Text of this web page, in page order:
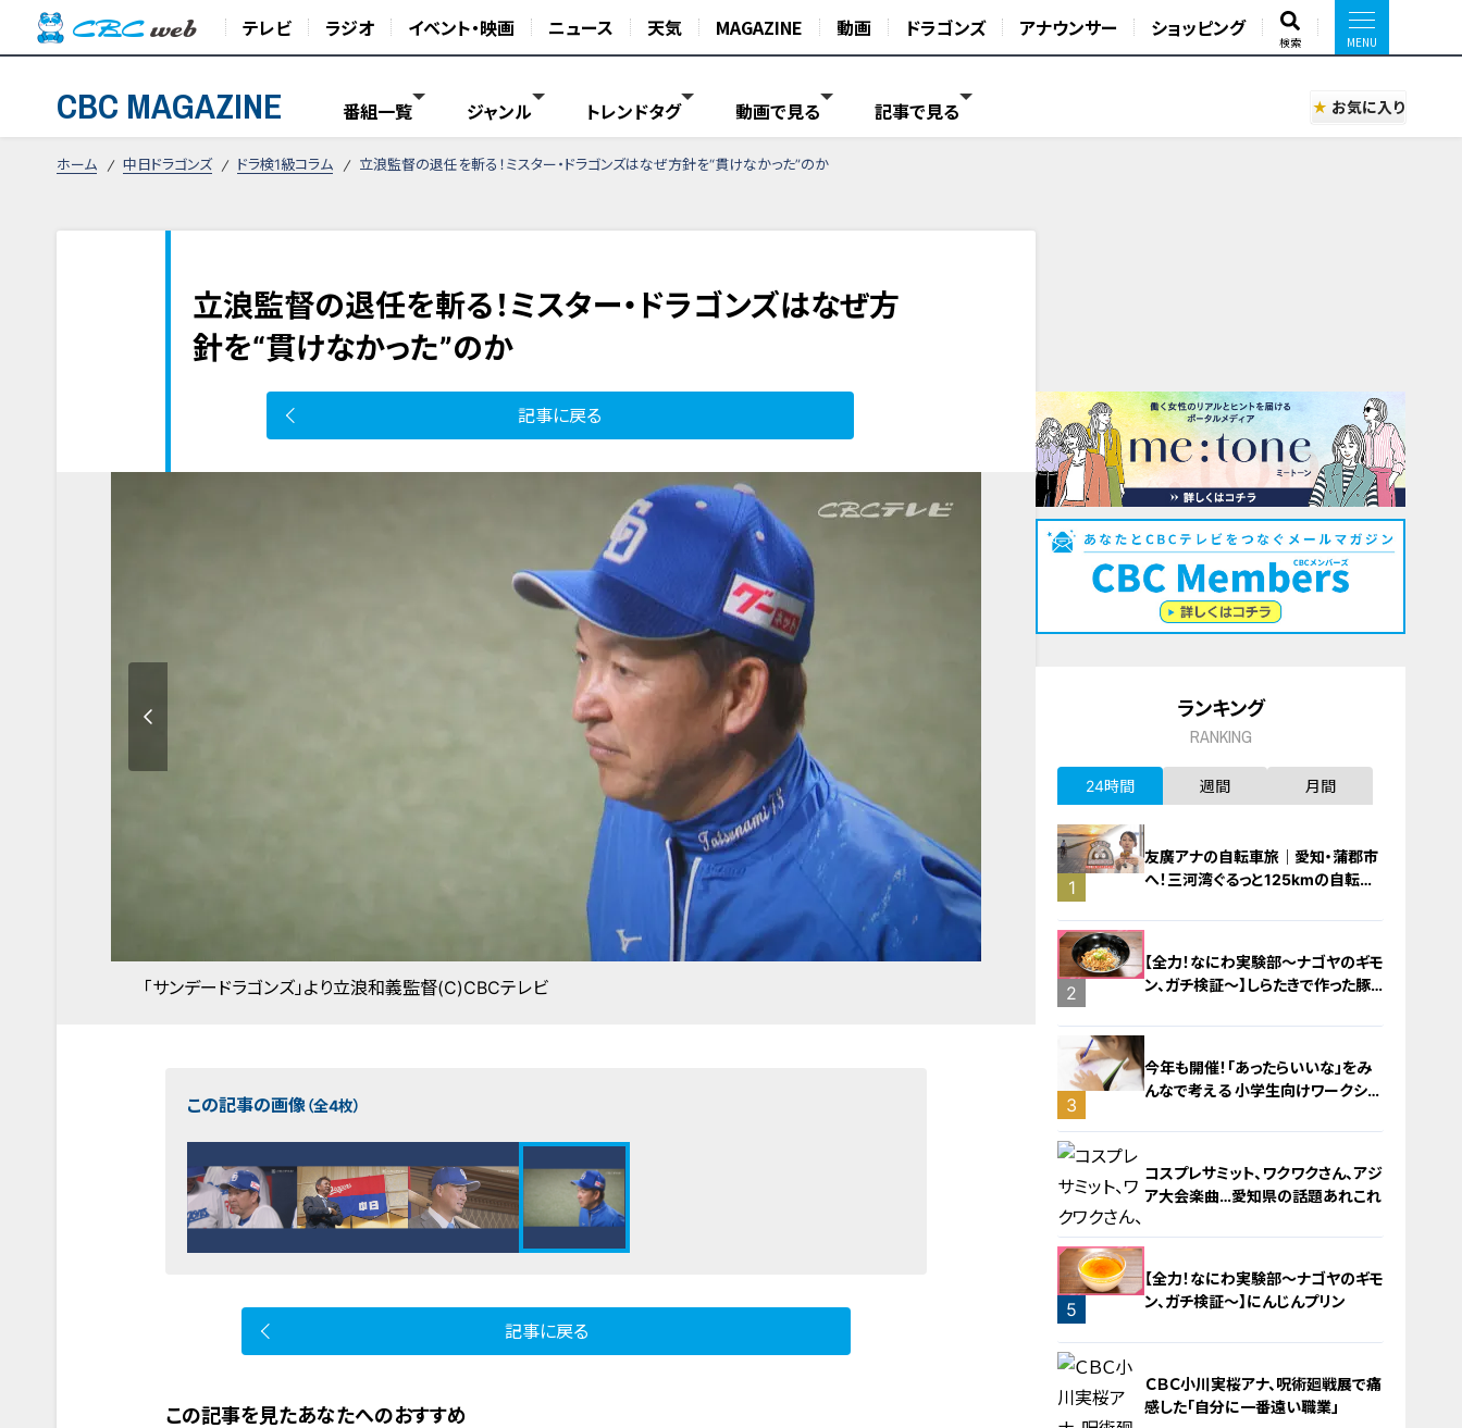
テレビ ラジオ イベント・映画 ニュース 天気 MAGAZINE 動画 ドラゴンズ アナウンサー ショッピング
検索
CBC MAGAZINE 番組一覧 ジャンル トレンドタグ 動画で見る 記事で見る お気に入り
ホーム 中日ドラゴンズ ドラ検1級コラム 立浪監督の退任を斬る！ミスター・ドラゴンズはなぜ方針を“貫けなかった”のか
立浪監督の退任を斬る！ミスター・ドラゴンズはなぜ方
針を“貫けなかった”のか
記事に戻る
「サンデードラゴンズ」より立浪和義監督(C)CBCテレビ
この記事の画像（全4枚）
記事に戻る
この記事を見たあなたへのおすすめ
ランキング
RANKING
24時間 週間 月間
1
友廣アナの自転車旅｜愛知・蒲郡市
へ！三河湾ぐるっと125kmの自転車
2
【全力！なにわ実験部～ナゴヤのギモ
ン、ガチ検証～】しらたきで作った豚
3
今年も開催！「あったらいいな」をみ
んなで考える 小学生向けワークショ
4
コスプレサミット、ワクワクさん、アジ
ア大会楽曲…愛知県の話題あれこれ
5
【全力！なにわ実験部～ナゴヤのギモ
ン、ガチ検証～】にんじんプリン
ＣＢＣ小川実桜アナ、呪術廻戦展で痛
感した「自分に一番遠い職業」